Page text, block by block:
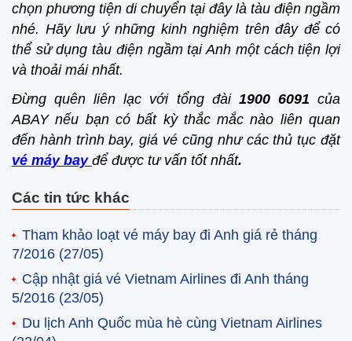
chọn phương tiện di chuyển tại đây là tàu điện ngầm
nhé. Hãy lưu ý những kinh nghiệm trên đây để có
thể sử dụng tàu điện ngầm tại Anh một cách tiện lợi
và thoải mái nhất.
Đừng quên liên lạc với tổng đài 1900 6091 của
ABAY nếu bạn có bất kỳ thắc mắc nào liên quan
đến hành trình bay, giá vé cũng như các thủ tục đặt
vé máy bay để được tư vấn tốt nhất.
Các tin tức khác
Tham khảo loạt vé máy bay đi Anh giá rẻ tháng
7/2016 (27/05)
Cập nhật giá vé Vietnam Airlines đi Anh tháng
5/2016 (23/05)
Du lịch Anh Quốc mùa hè cùng Vietnam Airlines